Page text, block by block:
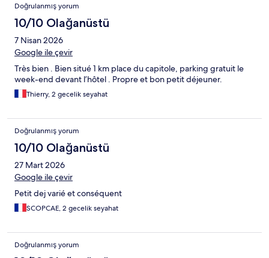
Doğrulanmış yorum
10/10 Olağanüstü
7 Nisan 2026
Google ile çevir
Très bien . Bien situé 1 km place du capitole, parking gratuit le
week-end devant l’hôtel . Propre et bon petit déjeuner.
Thierry, 2 gecelik seyahat
Doğrulanmış yorum
10/10 Olağanüstü
27 Mart 2026
Google ile çevir
Petit dej varié et conséquent
SCOPCAE, 2 gecelik seyahat
Doğrulanmış yorum